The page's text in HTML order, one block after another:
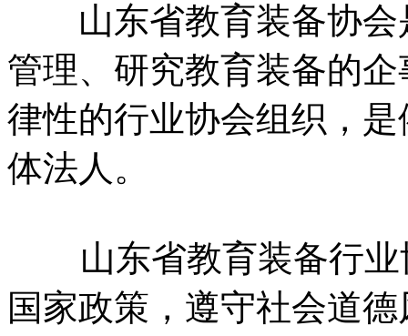
山东省教育装备协会
管理、研究教育装备的
律性的行业协会组织，
体法人。
山东省教育装备行业
国家政策，遵守社会道